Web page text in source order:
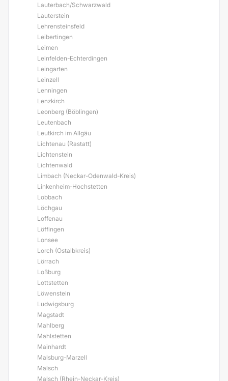
Lauterbach/Schwarzwald
Lauterstein
Lehrensteinsfeld
Leibertingen
Leimen
Leinfelden-Echterdingen
Leingarten
Leinzell
Lenningen
Lenzkirch
Leonberg (Böblingen)
Leutenbach
Leutkirch im Allgäu
Lichtenau (Rastatt)
Lichtenstein
Lichtenwald
Limbach (Neckar-Odenwald-Kreis)
Linkenheim-Hochstetten
Lobbach
Löchgau
Loffenau
Löffingen
Lonsee
Lorch (Ostalbkreis)
Lörrach
Loßburg
Lottstetten
Löwenstein
Ludwigsburg
Magstadt
Mahlberg
Mahlstetten
Mainhardt
Malsburg-Marzell
Malsch
Malsch (Rhein-Neckar-Kreis)